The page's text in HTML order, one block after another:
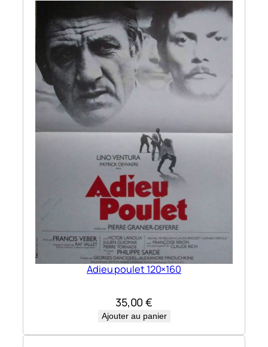
Adieu poulet 120×160
35,00€
Ajouter au panier